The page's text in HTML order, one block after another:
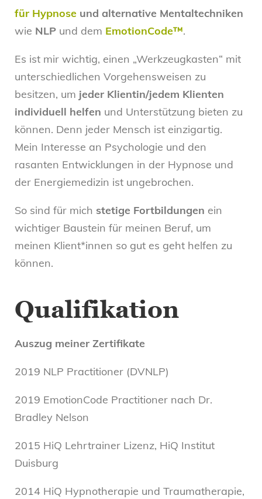
für Hypnose und alternative Mentaltechniken
wie NLP und dem EmotionCode™.
Es ist mir wichtig, einen „Werkzeugkasten“ mit
unterschiedlichen Vorgehensweisen zu
besitzen, um jeder Klientin/jedem Klienten
individuell helfen und Unterstützung bieten zu
können. Denn jeder Mensch ist einzigartig.
Mein Interesse an Psychologie und den
rasanten Entwicklungen in der Hypnose und
der Energiemedizin ist ungebrochen.
So sind für mich stetige Fortbildungen ein
wichtiger Baustein für meinen Beruf, um
meinen Klient*innen so gut es geht helfen zu
können.
Qualifikation
Auszug meiner Zertifikate
2019 NLP Practitioner (DVNLP)
2019 EmotionCode Practitioner nach Dr.
Bradley Nelson
2015 HiQ Lehrtrainer Lizenz, HiQ Institut
Duisburg
2014 HiQ Hypnotherapie und Traumatherapie,